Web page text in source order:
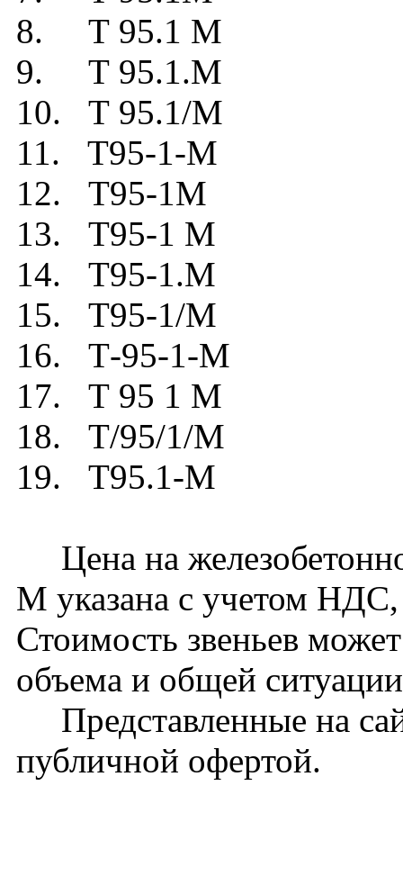
8. Т 95.1 М
9. Т 95.1.М
10. Т 95.1/М
11. Т95-1-М
12. Т95-1М
13. Т95-1 М
14. Т95-1.М
15. Т95-1/М
16. Т-95-1-М
17. Т 95 1 М
18. Т/95/1/М
19. T95.1-M
Цена на
М указана с учетом НДС,
Стоимость звеньев
объема и общей
Представленные на
публичной офертой.